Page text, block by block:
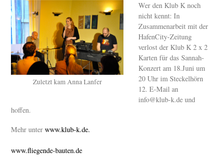
Zuletzt kam Anna Lanfer
Wer den Klub K noch
nicht kennt: In
Zusammenarbeit mit der
HafenCity-Zeitung
verlost der Klub K 2 x 2
Karten für das Sannah-
Konzert am 18.Juni um
20 Uhr im Steckelhörn
12. E-Mail an
info@klub-k.de und
hoffen.
Mehr unterwww.klub-k.de.
www.fliegende-bauten.de